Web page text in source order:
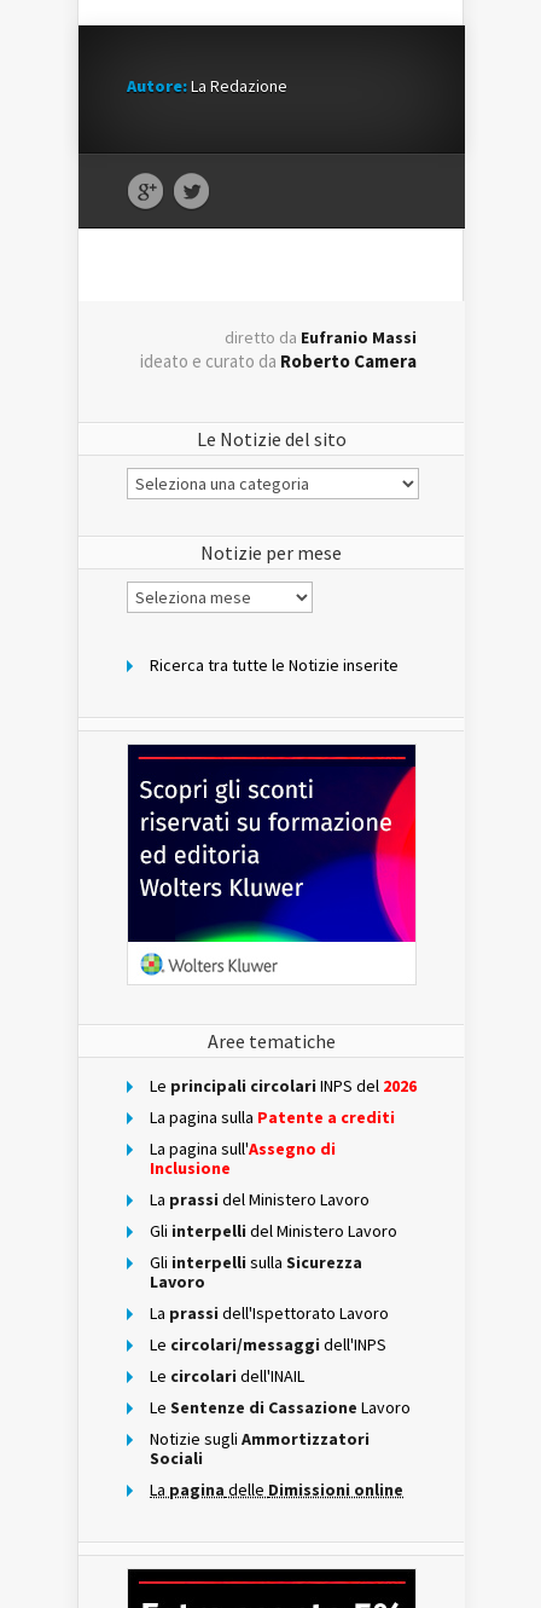
Autore:La Redazione
diretto da Eufranio Massi
ideato e curato da Roberto Camera
Le Notizie del sito
Le
Notizie
Notizie per mese
Notizie
per
Ricerca tra tutte le Notizie inserite
Aree tematiche
Le principali circolari INPS del 2026
La pagina sulla Patente a crediti
La pagina sull'Assegno di
Inclusione
La prassi del Ministero Lavoro
Gli interpelli del Ministero Lavoro
Gli interpelli sulla Sicurezza
Lavoro
La prassi dell'Ispettorato Lavoro
Le circolari/messaggi dell'INPS
Le circolari dell'INAIL
Le Sentenze di Cassazione Lavoro
Notizie sugli Ammortizzatori
Sociali
La pagina delle Dimissioni online